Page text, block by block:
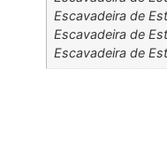
Escavadeira de
Escavadeira de
Escavadeira de